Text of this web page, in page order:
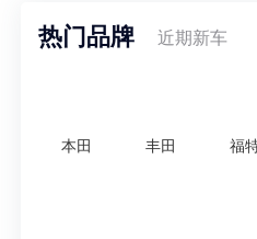
热门品牌 近期新车
本田 丰田 福